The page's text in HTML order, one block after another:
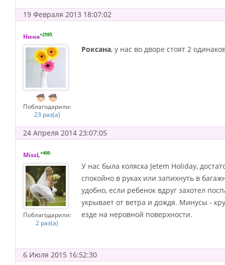
19 Февраля 2013 18:07:02
Нина+2595
Поблагодарили:
23 раз(а)
Роксана, у нас во дворе стоят 2
24 Апреля 2014 23:07:05
MissL+400
Поблагодарили:
2 раз(а)
У нас была коляска Jetem Holiday,
спокойно в руках или запихнуть в
удобно, если ребенок вдруг захотел
укрывает от ветра и дождя. Минусы -
езде на неровной поверхности.
6 Июля 2015 16:52:30